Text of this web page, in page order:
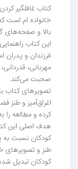
کتاب غافلگیر
خانواده ام است
بالا و
این کتاب
فرزندان و
مهربانی،
صحبت می‌کند.
تصویرهای کتاب
اغراق‌آمیز و طنز
کرده و مطالعه
هدف اصلی این
کودکان نسبت به
طنز و تصویرهای
کودکان تبدیل